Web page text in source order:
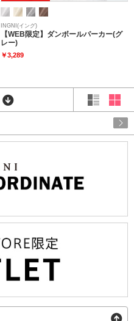
INGNI(イング)
【WEB限定】ダンボールパーカー(グ
レー)
￥3,289